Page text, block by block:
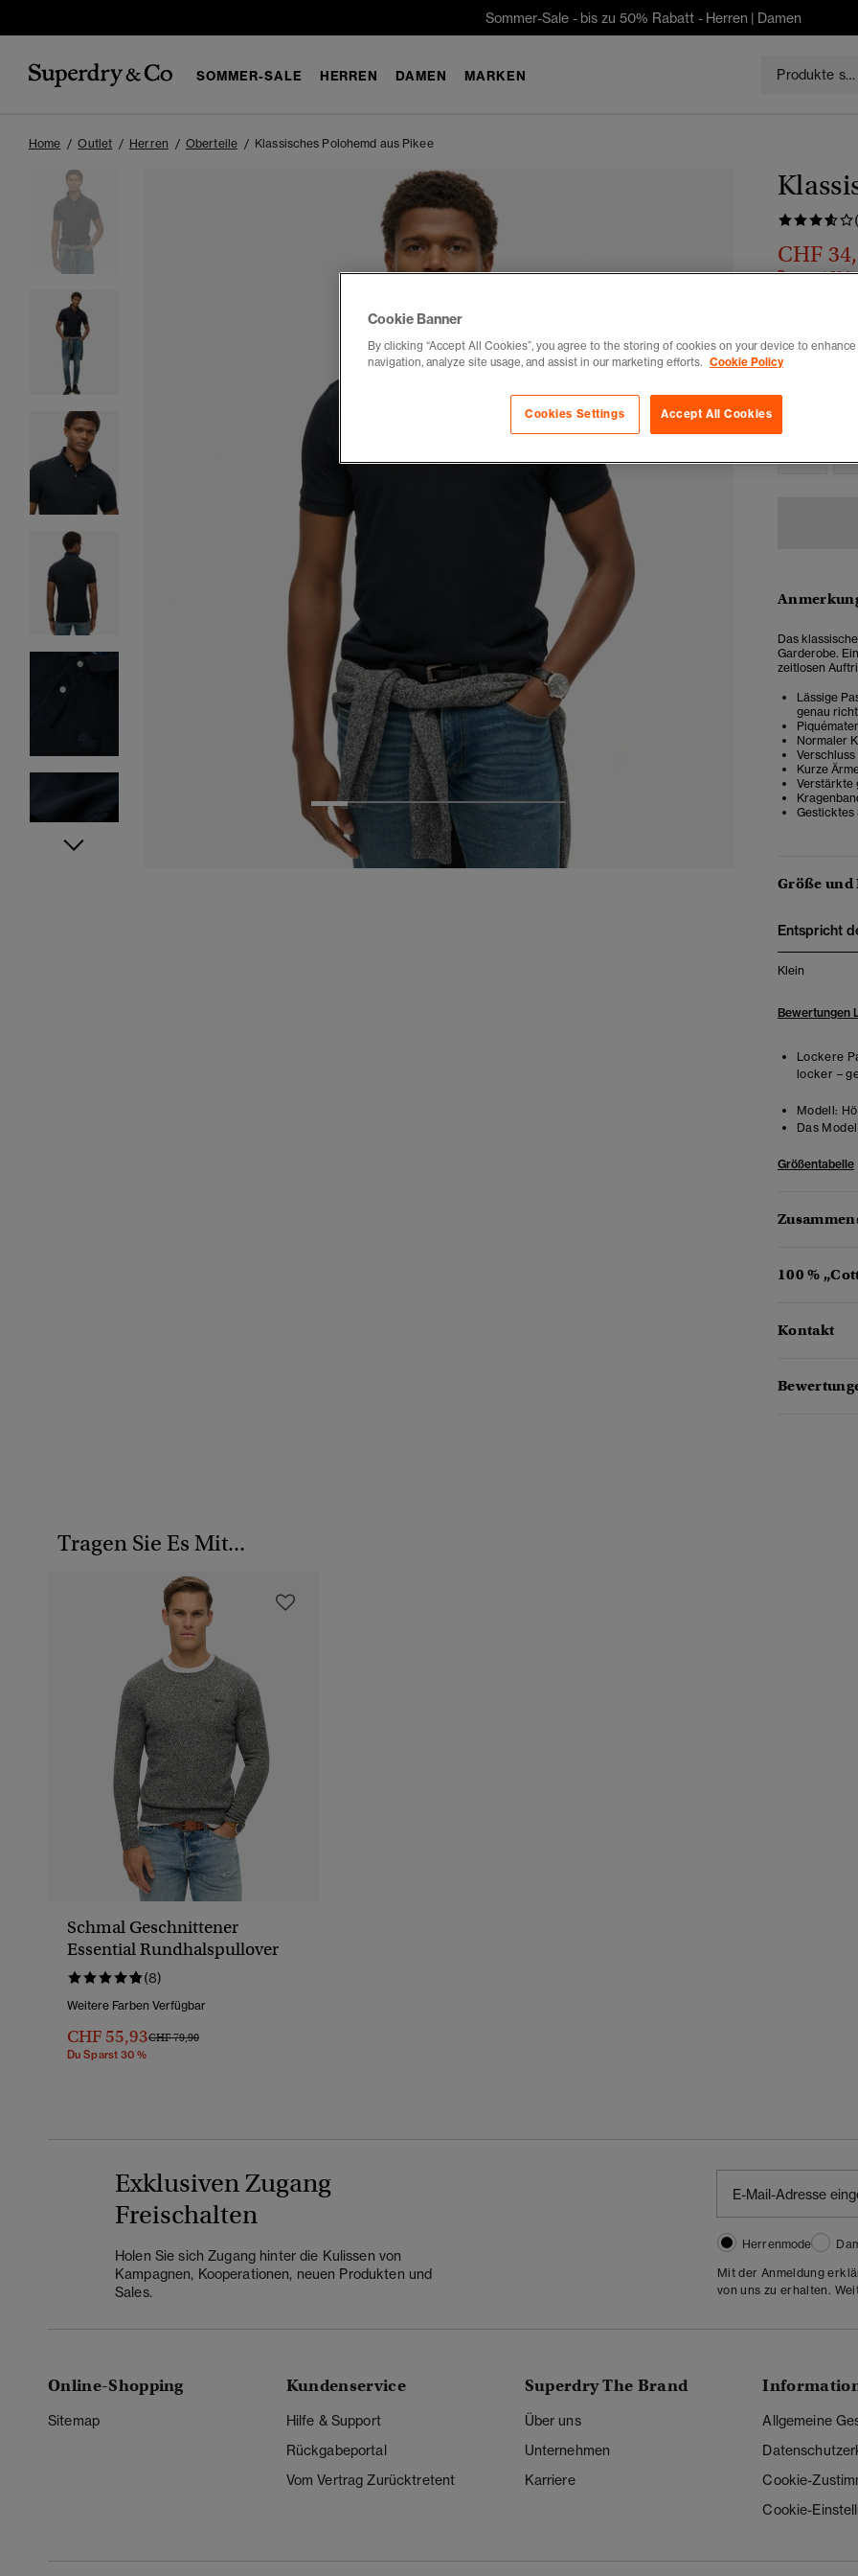
Sommer-Sale - bis zu 50% Rabatt - Herren | Damen
SOMMER-SALE HERREN DAMEN MARKEN
Home Outlet Herren Oberteile Klassisches Polohemd aus Pikee
1 4
CHF
Du sparst 50 %
Das
Garderobe.
zeitlosen
Lässige
genau
Normaler
Verschluss
Kurze
Verstärkte
Gesticktes
Größe und
Entspricht
Klein
Bewertungen
Lockere
locker –
Modell:
Das
Größentabelle
100 %
Kontakt
Tragen Sie Es Mit...
Schmal Geschnittener
Essential Rundhalspullover
(8)
Weitere Farben Verfügbar
CHF 55,93Preis Wurde Reduziert Von
CHF 79,90Bis
Du Sparst 30 %
Exklusiven Zugang
Freischalten
Holen Sie sich Zugang hinter die Kulissen von
Kampagnen, Kooperationen, neuen Produkten und
Sales.
Herrenmode
Mit der Anmeldung
von uns zu erhalten.
Online-Shopping
Sitemap
Kundenservice
Hilfe & Support
Rückgabeportal
Vom Vertrag Zurücktretent
Superdry The Brand
Über uns
Unternehmen
Karriere
Allgemeine
Cookie-
Cookie-
Cookie Banner
By clicking “Accept All Cookies”, you agree to the storing of cookies on your device to
navigation, analyze site usage, and assist in our marketing efforts. Cookie Policy
Accept All Cookies
Cookies Settings